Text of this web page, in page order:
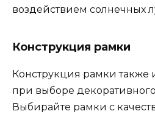
воздействием солнечных
Конструкция рамки
Конструкция рамки также
при выборе
Выбирайте рамки с